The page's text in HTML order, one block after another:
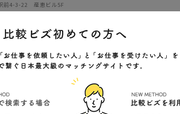
前4-3-22 産恵ビル5F
会社規模